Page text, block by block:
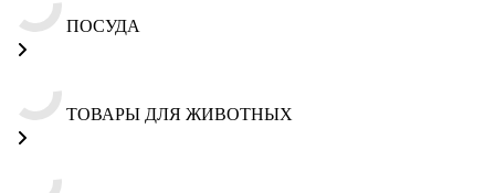
ПОСУДА
ТОВАРЫ ДЛЯ ЖИВОТНЫХ